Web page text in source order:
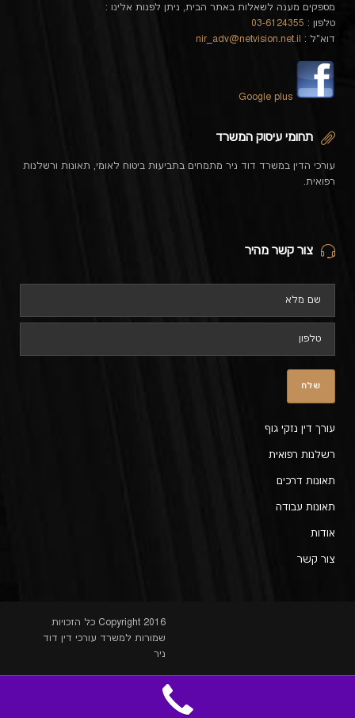
מספקים מענה לשאלות באתר הבית, ניתן לפנות אלינו :
טלפון : 03-6124355
דוא"ל : nir_adv@netvision.net.il
Google plus
תחומי עיסוק המשרד
עורכי הדין במשרד דוד ניר מתמחים בתביעות ביטוח לאומי, תאונות ורשלנות
רפואית.
צור קשר מהיר
עורך דין נזקי גוף
רשלנות רפואית
תאונות דרכים
תאונות עבודה
אודות
צור קשר
Copyright 2016 כל הזכויות
שמורות למשרד עורכי דין דוד
ניר